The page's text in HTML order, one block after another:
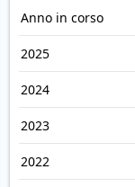
Anno in corso
2025
2024
2023
2022